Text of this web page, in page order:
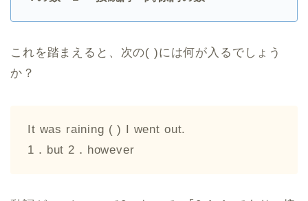
これを踏まえると、次の( )には何が入るでしょう
か？
It was raining ( ) I went out.
1．but 2．however